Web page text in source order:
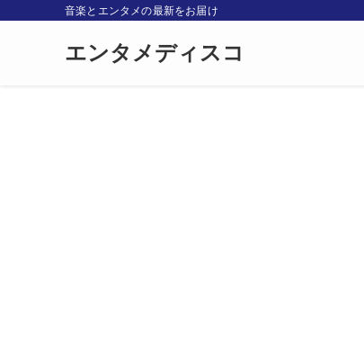
音楽とエンタメの最新をお届け
エンタメディスコ